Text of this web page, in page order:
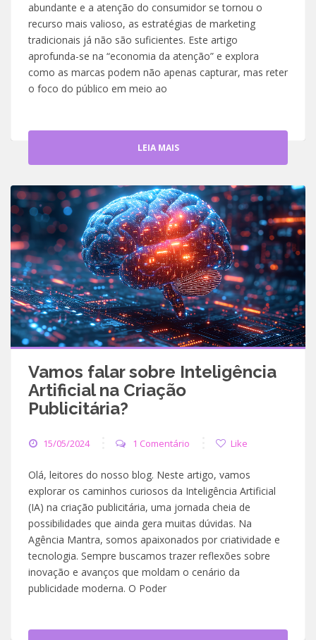
abundante e a atenção do consumidor se tornou o
recurso mais valioso, as estratégias de marketing
tradicionais já não são suficientes. Este artigo
aprofunda-se na “economia da atenção” e explora
como as marcas podem não apenas capturar, mas reter
o foco do público em meio ao
LEIA MAIS
Vamos falar sobre Inteligência
Artificial na Criação
Publicitária?
15/05/2024 1 Comentário Like
Olá, leitores do nosso blog. Neste artigo, vamos
explorar os caminhos curiosos da Inteligência Artificial
(IA) na criação publicitária, uma jornada cheia de
possibilidades que ainda gera muitas dúvidas. Na
Agência Mantra, somos apaixonados por criatividade e
tecnologia. Sempre buscamos trazer reflexões sobre
inovação e avanços que moldam o cenário da
publicidade moderna. O Poder